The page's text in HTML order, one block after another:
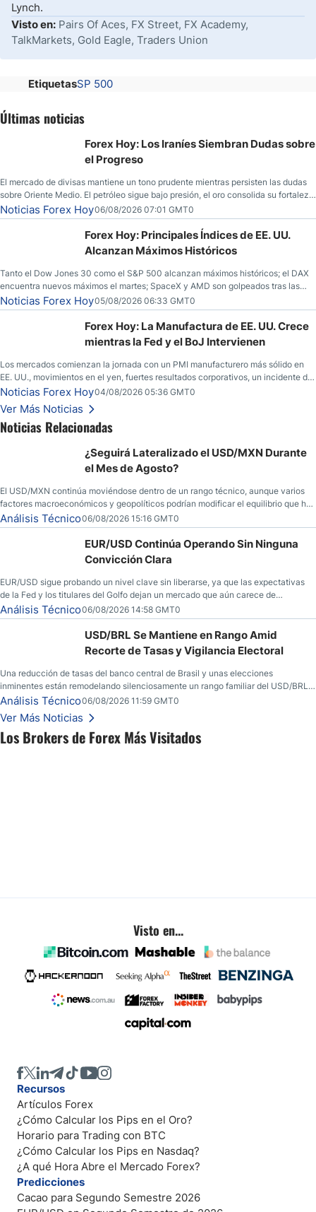
Lynch.
Visto en: Pairs Of Aces, FX Street, FX Academy,
TalkMarkets, Gold Eagle, Traders Union
EtiquetasSP 500
Los Brokers de Forex Más Visitados
Últimas noticias
Forex Hoy: Los Iraníes Siembran Dudas sobre
el Progreso
El mercado de divisas mantiene un tono prudente mientras persisten las dudas
sobre Oriente Medio. El petróleo sigue bajo presión, el oro consolida su fortaleza
y los operadores esperan nuevas referencias económicas desde Estados
Unidos.
Noticias Forex Hoy06/08/2026 07:01 GMT0
Forex Hoy: Principales Índices de EE. UU.
Alcanzan Máximos Históricos
Tanto el Dow Jones 30 como el S&P 500 alcanzan máximos históricos; el DAX
encuentra nuevos máximos el martes; SpaceX y AMD son golpeados tras las
llamadas de ganancias; el petróleo crudo cae por debajo de los $80 con nuevas
esperanzas; el dólar estadounidense continúa intentando estabilizarse frente al
yen; el peso mexicano ve un repunte a medida que las tasas caen en EE. UU.
Noticias Forex Hoy05/08/2026 06:33 GMT0
Forex Hoy: La Manufactura de EE. UU. Crece
mientras la Fed y el BoJ Intervienen
Los mercados comienzan la jornada con un PMI manufacturero más sólido en
EE. UU., movimientos en el yen, fuertes resultados corporativos, un incidente de
seguridad en Bitcoin y nuevas señales desde el mercado del petróleo.
Noticias Forex Hoy04/08/2026 05:36 GMT0
Ver Más Noticias
Noticias Relacionadas
¿Seguirá Lateralizado el USD/MXN Durante
el Mes de Agosto?
El USD/MXN continúa moviéndose dentro de un rango técnico, aunque varios
factores macroeconómicos y geopolíticos podrían modificar el equilibrio que ha
dominado al mercado en las últimas semanas.
Análisis Técnico06/08/2026 15:16 GMT0
EUR/USD Continúa Operando Sin Ninguna
Convicción Clara
EUR/USD sigue probando un nivel clave sin liberarse, ya que las expectativas
de la Fed y los titulares del Golfo dejan un mercado que aún carece de
convicción real.
Análisis Técnico06/08/2026 14:58 GMT0
USD/BRL Se Mantiene en Rango Amid
Recorte de Tasas y Vigilancia Electoral
Una reducción de tasas del banco central de Brasil y unas elecciones
inminentes están remodelando silenciosamente un rango familiar del USD/BRL.
Una reducción de tasas por parte del banco central de Brasil y unas elecciones
inminentes están remodelando silenciosamente un rango familiar del USD/BRL.
Esto es lo que los traders están observando a continuación.
Análisis Técnico06/08/2026 11:59 GMT0
Ver Más Noticias
Visto en...
Recursos
Artículos Forex
¿Cómo Calcular los Pips en el Oro?
Horario para Trading con BTC
¿Cómo Calcular los Pips en Nasdaq?
¿A qué Hora Abre el Mercado Forex?
Predicciones
Cacao para Segundo Semestre 2026